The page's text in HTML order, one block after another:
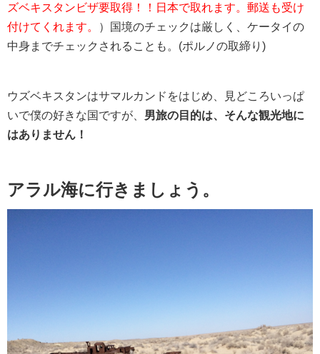
ズベキスタンビザ要取得！！日本で取れます。郵送も受け
付けてくれます。
）国境のチェックは厳しく、ケータイの
中身までチェックされることも。(ポルノの取締り)
ウズベキスタンはサマルカンドをはじめ、見どころいっぱ
いで僕の好きな国ですが、 男旅の目的は、そんな観光地に
はありません！
アラル海に行きましょう。